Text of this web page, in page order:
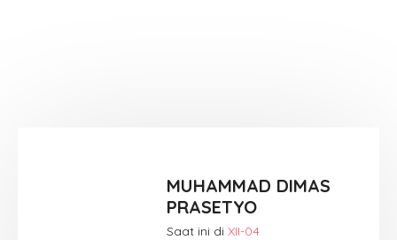
MUHAMMAD DIMAS
PRASETYO
Saat ini diXII-04